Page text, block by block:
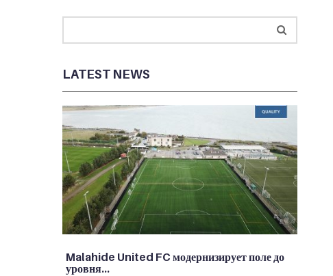
LATEST NEWS
Malahide United FC модернизирует поле до
уровня…